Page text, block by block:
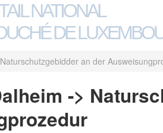
NATIONAL
DE
Naturschutzgebidder an der
->